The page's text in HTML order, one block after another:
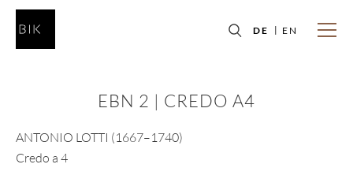
DE EN
EBN 2 | CREDO A4
ANTONIO LOTTI (1667–1740)
Credo a 4